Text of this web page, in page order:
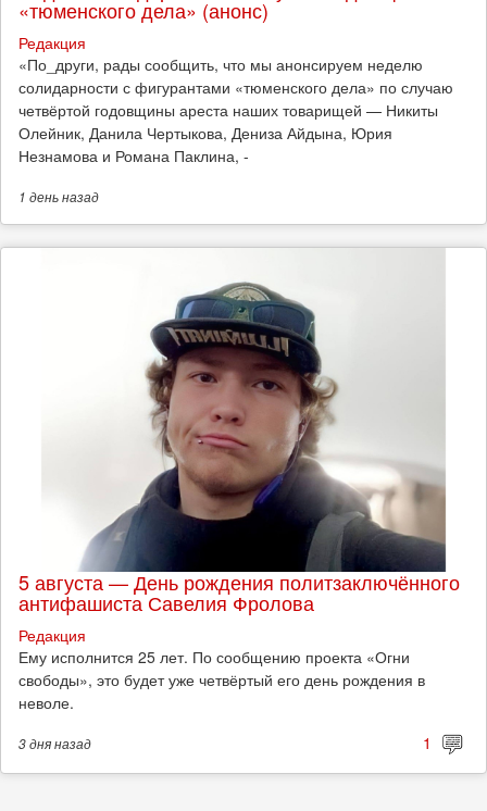
«тюменского дела» (анонс)
Редакция
​«По_други, рады сообщить, что мы анонсируем неделю
солидарности с фигурантами «тюменского дела» по случаю
четвёртой годовщины ареста наших товарищей — Никиты
Олейник, Данила Чертыкова, Дениза Айдына, Юрия
Незнамова и Романа Паклина, -
1 деньназад
5 августа — День рождения политзаключённого
антифашиста Савелия Фролова
Редакция
Ему исполнится 25 лет. По сообщению проекта «Огни
свободы», это будет уже четвёртый его день рождения в
неволе.
3 дняназад 1